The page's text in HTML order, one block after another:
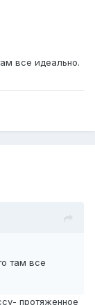
все идеально.
там все
протяженное